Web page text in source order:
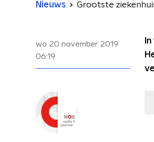
Nieuws Grootste
wo 20 november 2019
06:19